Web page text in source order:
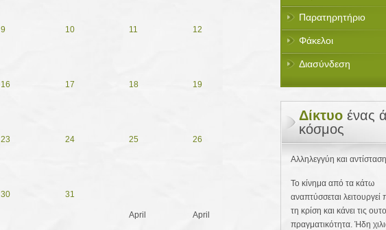
9 10 11 12
16 17 18 19
23 24 25 26
30 31
April April
Παρατηρητήριο
Φάκελοι
Διασύνδεση
Δίκτυο ένας
κόσμος
Αλληλεγγύη και
Το κίνημα από τα κάτω
αναπτύσσεται
τη κρίση και κάνει τις
πραγματικότητα. Ήδη